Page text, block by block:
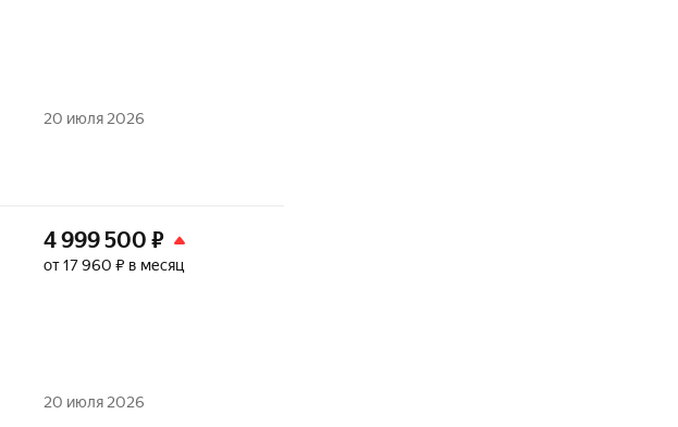
20 июля 2026
4 999 500 ₽
от 17 960 ₽ в месяц
20 июля 2026